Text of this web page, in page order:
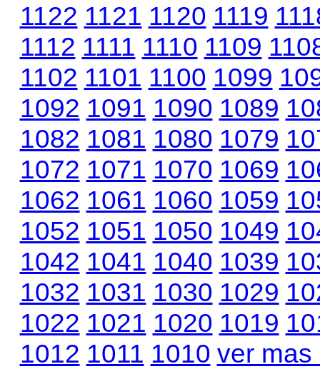
1122 1121 1120 1119
1112 1111 1110 1109
1102 1101 1100 1099
1092 1091 1090 1089
1082 1081 1080 1079
1072 1071 1070 1069
1062 1061 1060 1059
1052 1051 1050 1049
1042 1041 1040 1039
1032 1031 1030 1029
1022 1021 1020 1019
1012 1011 1010 ver mas